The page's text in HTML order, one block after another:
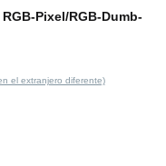
Pixel/RGB-Dumb-
el extranjero diferente)